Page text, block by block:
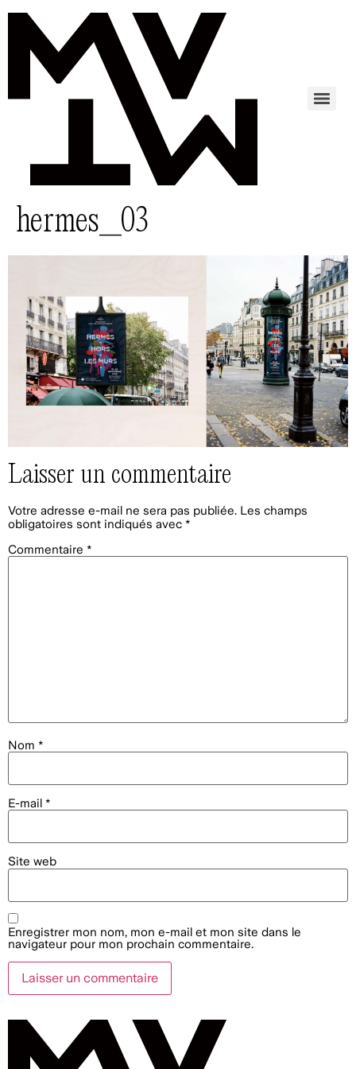
hermes_03
Laisser un commentaire
Votre adresse e-mail ne sera pas publiée. Les champs
obligatoires sont indiqués avec *
Commentaire *
Nom *
E-mail *
Site web
Enregistrer mon nom, mon e-mail et mon site dans le
navigateur pour mon prochain commentaire.